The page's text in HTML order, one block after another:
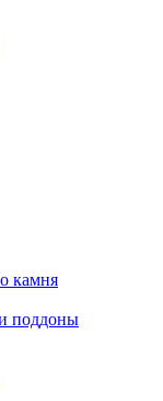
камня
поддоны